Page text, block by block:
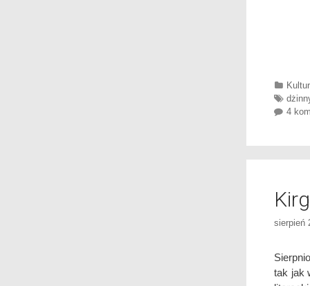
Tags
4
sierpień
tak jak